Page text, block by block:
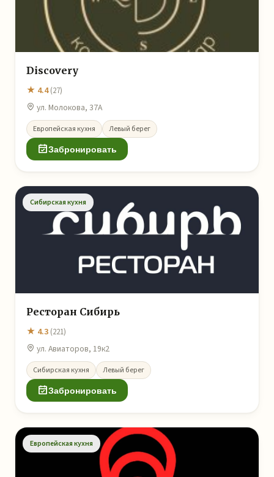
Discovery
★ 4.4(27)
ул. Молокова, 37А
Европейская кухня Левый берег
Забронировать
Сибирская кухня
Ресторан Сибирь
★ 4.3 (221)
ул. Авиаторов, 19к2
Сибирская кухня Левый берег
Забронировать
Европейская кухня